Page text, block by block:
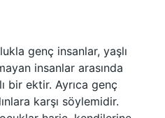
genç insanlar, yaşlı
insanlar arasında
bir ektir. Ayrıca genç
karşı söylemidir.